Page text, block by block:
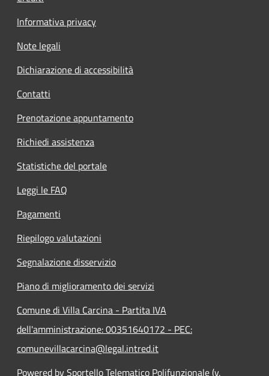
Informativa privacy
Note legali
Dichiarazione di accessibilità
Contatti
Prenotazione appuntamento
Richiedi assistenza
Statistiche del portale
Leggi le FAQ
Pagamenti
Riepilogo valutazioni
Segnalazione disservizio
Piano di miglioramento dei servizi
Comune di Villa Carcina - Partita IVA
dell'amministrazione: 00351640172 - PEC:
comunevillacarcina@legal.intred.it
Powered by Sportello Telematico Polifunzionale (v.